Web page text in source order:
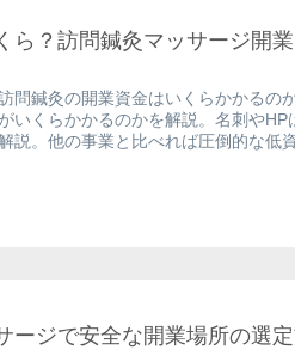
ら？訪問鍼灸マッサージ開
問鍼灸の開業資金はいくらかかるの
いくらかかるのかを解説。名刺やHP
説。他の事業と比べれば圧倒的な低
ージで安全な開業場所の選